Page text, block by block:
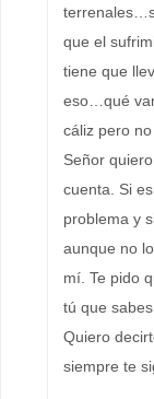
que el
tiene que
eso…qué
cáliz pero
Señor
cuenta. Si
problema y
aunque no
mí. Te pido
tú que
Quiero
siempre te